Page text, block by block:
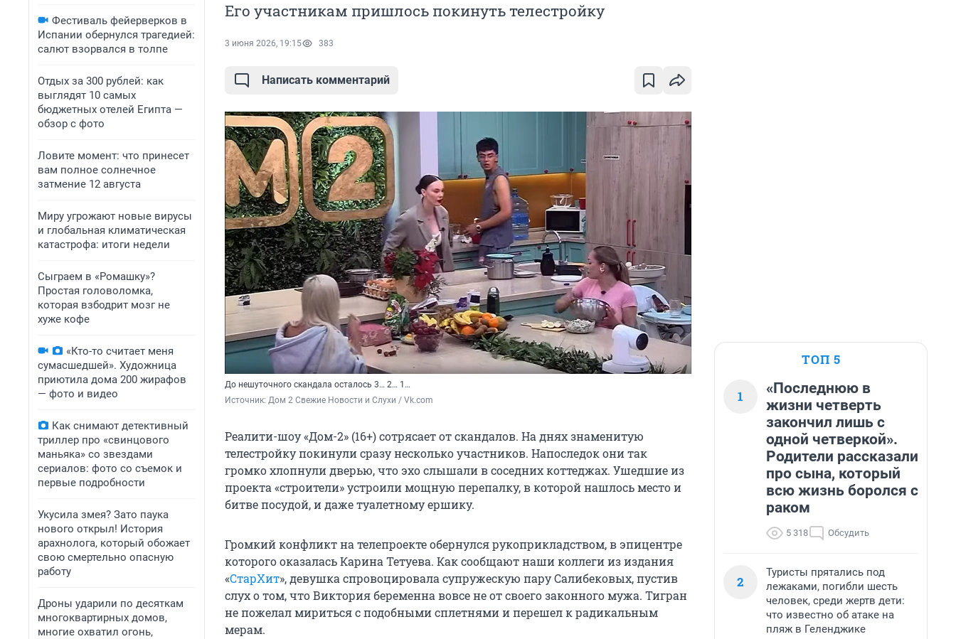
Фестиваль фейерверков в
Испании обернулся трагедией:
салют взорвался в толпе
Отдых за 300 рублей: как
выглядят 10 самых
бюджетных отелей Египта —
обзор с фото
Ловите момент: что принесет
вам полное солнечное
затмение 12 августа
Миру угрожают новые вирусы
и глобальная климатическая
катастрофа: итоги недели
Сыграем в «Ромашку»?
Простая головоломка,
которая взбодрит мозг не
хуже кофе
«Кто-то считает меня
сумасшедшей». Художница
приютила дома 200 жирафов
— фото и видео
Как снимают детективный
триллер про «свинцового
маньяка» со звездами
сериалов: фото со съемок и
первые подробности
Укусила змея? Зато паука
нового открыл! История
арахнолога, который обожает
свою смертельно опасную
работу
Дроны ударили по десяткам
многоквартирных домов,
многие охватил огонь,
Его участникам пришлось покинуть телестройку
3 июня 2026, 19:15 383
Написать комментарий
До нешуточного скандала осталось 3… 2… 1…
Источник: Дом 2 Свежие Новости и Слухи / Vk.com
Реалити-шоу «Дом-2» (16+) сотрясает от скандалов. На днях знаменитую
телестройку покинули сразу несколько участников. Напоследок они так
громко хлопнули дверью, что эхо слышали в соседних коттеджах. Ушедшие из
проекта «строители» устроили мощную перепалку, в которой нашлось место и
битве посудой, и даже туалетному ершику.
Громкий конфликт на телепроекте обернулся рукоприкладством, в эпицентре
которого оказалась Карина Тетуева. Как сообщают наши коллеги из издания
«СтарХит», девушка спровоцировала супружескую пару Салибековых, пустив
слух о том, что Виктория беременна вовсе не от своего законного мужа. Тигран
не пожелал мириться с подобными сплетнями и перешел к радикальным
мерам.
ТОП 5
1
«Последнюю в
жизни четверть
закончил лишь с
одной четверкой».
Родители рассказали
про сына, который
всю жизнь боролся с
раком
5 318 Обсудить
2
Туристы прятались под
лежаками, погибли шесть
человек, среди жертв дети:
что известно об атаке на
пляж в Геленджике